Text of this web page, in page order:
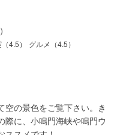
4.5）
グルメ（4.5）
空の景色をご覧下さい。き
際に、小鳴門海峡や鳴門ウ